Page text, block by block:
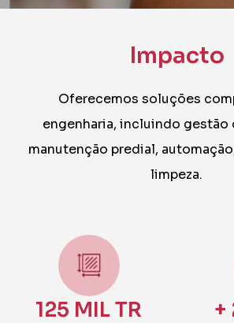
Impacto
Oferecemos soluções
engenharia, incluindo
manutenção predial,
limpeza.
125 MIL TR +